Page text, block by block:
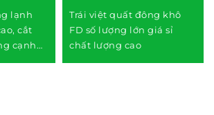
lạnh
cắt
cạnh
Trái việt quất đông khô
FD số lượng lớn giá sỉ
chất lượng cao